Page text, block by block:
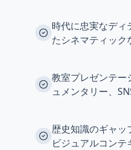
時代に忠実なディ
たシネマティッ
教室プレゼンテー
ュメンタリー、
歴史知識のギャ
ビジュアルコン